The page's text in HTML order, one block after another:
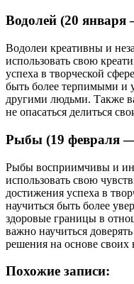
Водолей (20
Водолеи креативны и
использовать свою
успеха в творческой
быть более терпимыми и
другими людьми. Также
не опасаться делиться
Рыбы (19 февраля
Рыбы восприимчивы и
использовать свою
достижения успеха в
научиться быть более
здоровые границы в
важно научиться
решения на основе
Похожие записи: